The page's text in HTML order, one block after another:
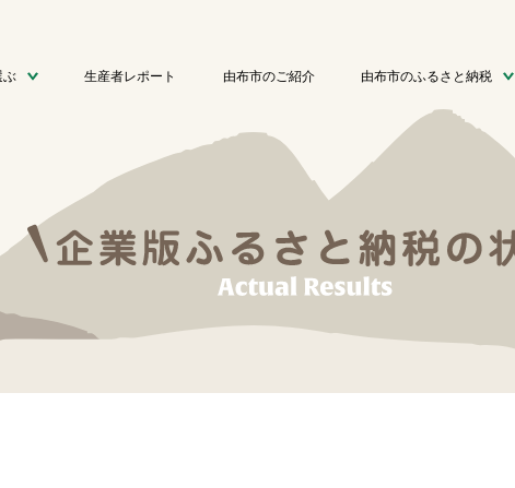
ぶ 生産者レポート 由布市のご紹介 由布市のふるさと納税